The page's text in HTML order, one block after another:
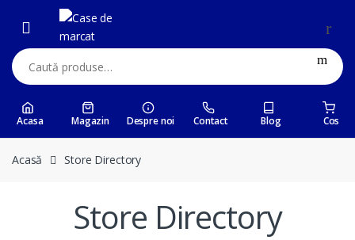
navigation
content
Caută:
Acasa Magazin Despre noi Contact Blog Cos
Acasă Store Directory
Store Directory